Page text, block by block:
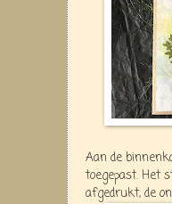
Aan de
toegepast. Het
afgedrukt, de